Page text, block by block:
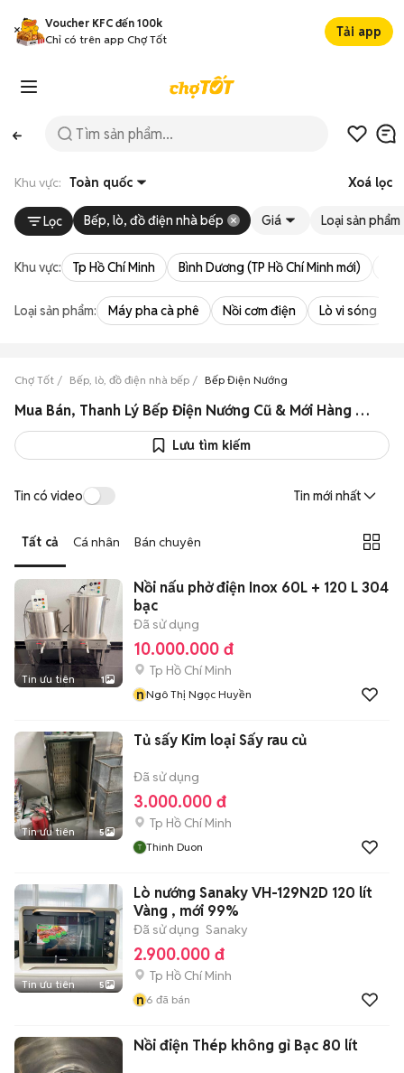
Voucher KFC đến 100k
Chỉ có trên app Chợ Tốt
Tải app
Khu vực: Toàn quốc Xoá lọc
Lọc Bếp, lò, đồ điện nhà bếp Giá Loại sản phẩm
Khu vực: Tp Hồ Chí Minh Bình Dương (TP Hồ Chí Minh mới)
Loại sản phẩm: Máy pha cà phê Nồi cơm điện Lò vi sóng
Chợ Tốt Bếp, lò, đồ điện nhà bếp Bếp Điện Nướng
Mua Bán, Thanh Lý Bếp Điện Nướng Cũ & Mới Hàng Xịn Giá Rẻ
Lưu tìm kiếm
Tin có video Tin mới nhất
Tất cả Cá nhân Bán chuyên
Tin ưu tiên 1
Nồi nấu phở điện Inox 60L + 120 L 304
bạc
Đã sử dụng
10.000.000 đ
Tp Hồ Chí Minh
nNgô Thị Ngọc Huyền
Tin ưu tiên 5
Tủ sấy Kim loại Sấy rau củ
Đã sử dụng
3.000.000 đ
Tp Hồ Chí Minh
Thinh Duon
Tin ưu tiên 5
Lò nướng Sanaky VH-129N2D 120 lít
Vàng , mới 99%
Đã sử dụng Sanaky
2.900.000 đ
Tp Hồ Chí Minh
n6 đã bán
Nồi điện Thép không gỉ Bạc 80 lít